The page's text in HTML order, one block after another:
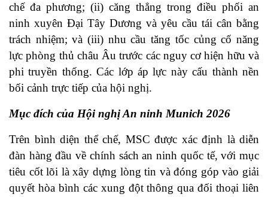
chế đa phương; (ii) căng thẳng trong điều phối an
ninh xuyên Đại Tây Dương và yêu cầu tái cân bằng
trách nhiệm; và (iii) nhu cầu tăng tốc củng cố năng
lực phòng thủ châu Âu trước các nguy cơ hiện hữu và
phi truyền thống. Các lớp áp lực này cấu thành nền
bối cảnh trực tiếp của hội nghị.
Mục đích của Hội nghị An ninh Munich 2026
Trên bình diện thể chế, MSC được xác định là diễn
đàn hàng đầu về chính sách an ninh quốc tế, với mục
tiêu cốt lõi là xây dựng lòng tin và đóng góp vào giải
quyết hòa bình các xung đột thông qua đối thoại liên